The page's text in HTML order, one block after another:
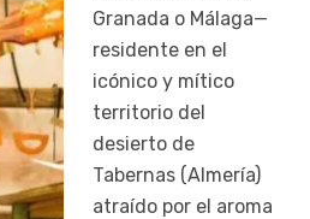
Granada o Málaga—
residente en el
icónico y mítico
territorio del
desierto de
Tabernas (Almería)
atraído por el aroma